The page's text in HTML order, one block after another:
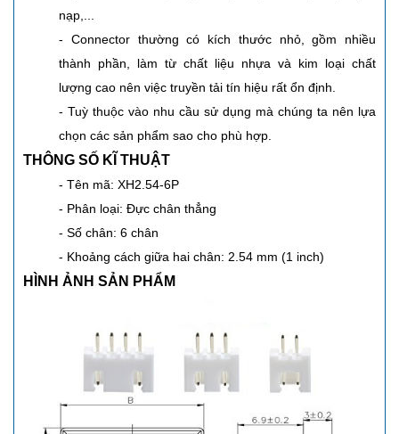
nạp,...
- Connector thường có kích thước nhỏ, gồm nhiều
thành phần, làm từ chất liệu nhựa và kim loại chất
lượng cao nên việc truyền tải tín hiệu rất ổn định.
- Tuỳ thuộc vào nhu cầu sử dụng mà chúng ta nên lựa
chọn các sản phẩm sao cho phù hợp.
THÔNG SỐ KĨ THUẬT
- Tên mã: XH2.54-6P
- Phân loại: Đực chân thẳng
- Số chân: 6 chân
- Khoảng cách giữa hai chân: 2.54 mm (1 inch)
HÌNH ẢNH SẢN PHẨM